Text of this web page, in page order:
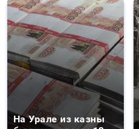
На Урале из казны